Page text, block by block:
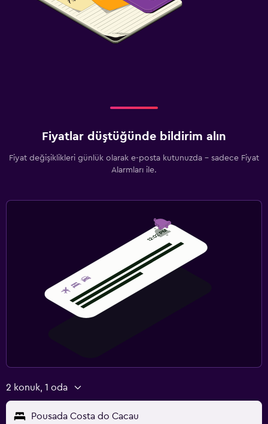
Fiyatlar düştüğünde bildirim alın
Fiyat değişiklikleri günlük olarak e-posta kutunuzda - sadece Fiyat
Alarmları ile.
2 konuk, 1 oda
Pousada Costa do Cacau